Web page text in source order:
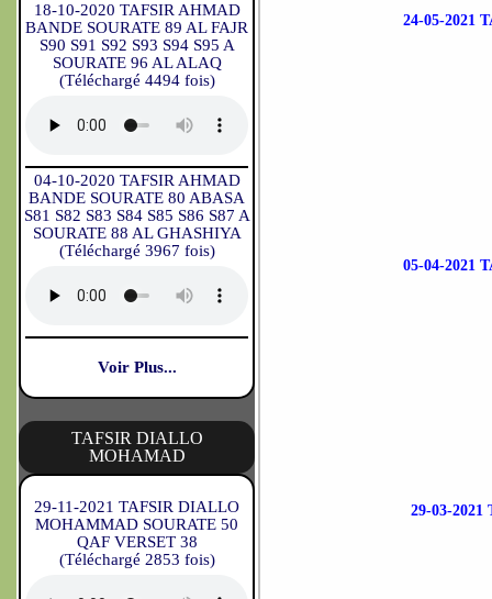
18-10-2020 TAFSIR AHMAD
BANDE SOURATE 89 AL FAJR
S90 S91 S92 S93 S94 S95 A
SOURATE 96 AL ALAQ
(Téléchargé 4494 fois)
04-10-2020 TAFSIR AHMAD
BANDE SOURATE 80 ABASA
S81 S82 S83 S84 S85 S86 S87 A
SOURATE 88 AL GHASHIYA
(Téléchargé 3967 fois)
Voir Plus...
TAFSIR DIALLO
MOHAMAD
29-11-2021 TAFSIR DIALLO
MOHAMMAD SOURATE 50
QAF VERSET 38
(Téléchargé 2853 fois)
24-05-2021
05-04-2021
29-03-